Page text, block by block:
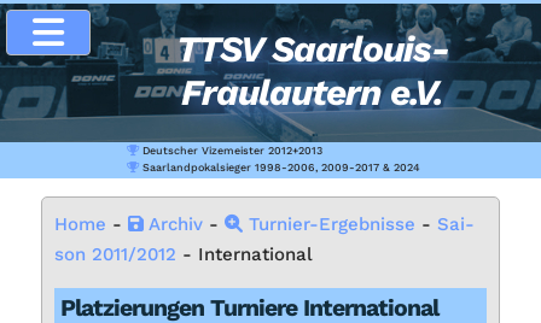
TTSV Saarlouis-
Fraulautern e.V.
Deutscher Vizemeister 2012+2013
Saarlandpokalsieger 1998-2006, 2009-2017 & 2024
Home - Ar­chiv- Tur­nier-Er­geb­nis­se - Sai­
son 2011/2012 - In­ter­na­tio­nal
Plat­zie­run­gen Tur­nie­re In­ter­na­tio­nal